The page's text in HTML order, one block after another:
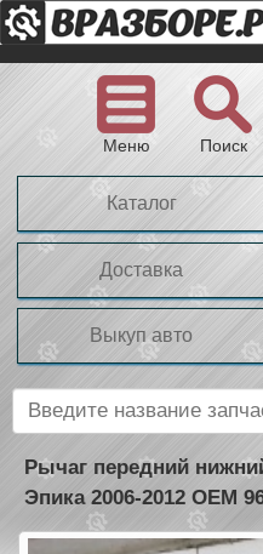
Меню Поиск
Каталог
Доставка
Выкуп авто
Рычаг передний
Эпика 2006-2012 OEM